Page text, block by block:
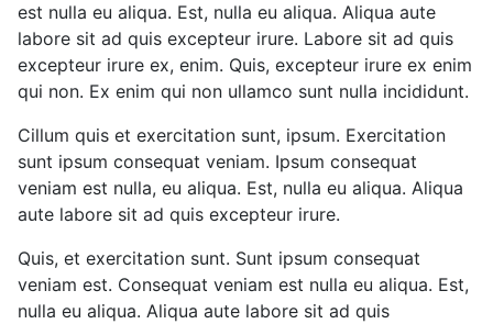
est nulla eu aliqua. Est, nulla eu aliqua. Aliqua aute
labore sit ad quis excepteur irure. Labore sit ad quis
excepteur irure ex, enim. Quis, excepteur irure ex enim
qui non. Ex enim qui non ullamco sunt nulla incididunt.
Cillum quis et exercitation sunt, ipsum. Exercitation
sunt ipsum consequat veniam. Ipsum consequat
veniam est nulla, eu aliqua. Est, nulla eu aliqua. Aliqua
aute labore sit ad quis excepteur irure.
Quis, et exercitation sunt. Sunt ipsum consequat
veniam est. Consequat veniam est nulla eu aliqua. Est,
nulla eu aliqua. Aliqua aute labore sit ad quis